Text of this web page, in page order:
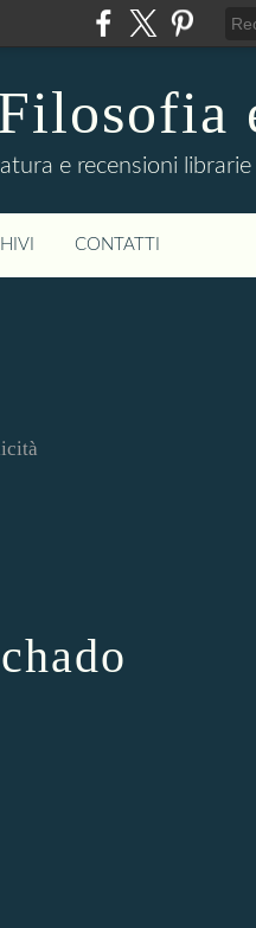
e recensioni librarie
CONTATTI